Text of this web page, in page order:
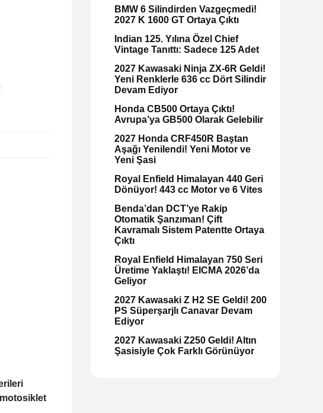
motosiklet
BMW 6 Silindirden Vazgeçmedi!
2027 K 1600 GT Ortaya Çıktı
Indian 125. Yılına Özel Chief
Vintage Tanıttı: Sadece 125 Adet
2027 Kawasaki Ninja ZX-6R Geldi!
Yeni Renklerle 636 cc Dört Silindir
Devam Ediyor
Honda CB500 Ortaya Çıktı!
Avrupa’ya GB500 Olarak Gelebilir
2027 Honda CRF450R Baştan
Aşağı Yenilendi! Yeni Motor ve
Yeni Şasi
Royal Enfield Himalayan 440 Geri
Dönüyor! 443 cc Motor ve 6 Vites
Benda’dan DCT’ye Rakip
Otomatik Şanzıman! Çift
Kavramalı Sistem Patentte Ortaya
Çıktı
Royal Enfield Himalayan 750 Seri
Üretime Yaklaştı! EICMA 2026’da
Geliyor
2027 Kawasaki Z H2 SE Geldi! 200
PS Süperşarjlı Canavar Devam
Ediyor
2027 Kawasaki Z250 Geldi! Altın
Şasisiyle Çok Farklı Görünüyor